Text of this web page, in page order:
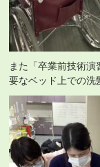
また「卒業前技術
要なベッド上での洗